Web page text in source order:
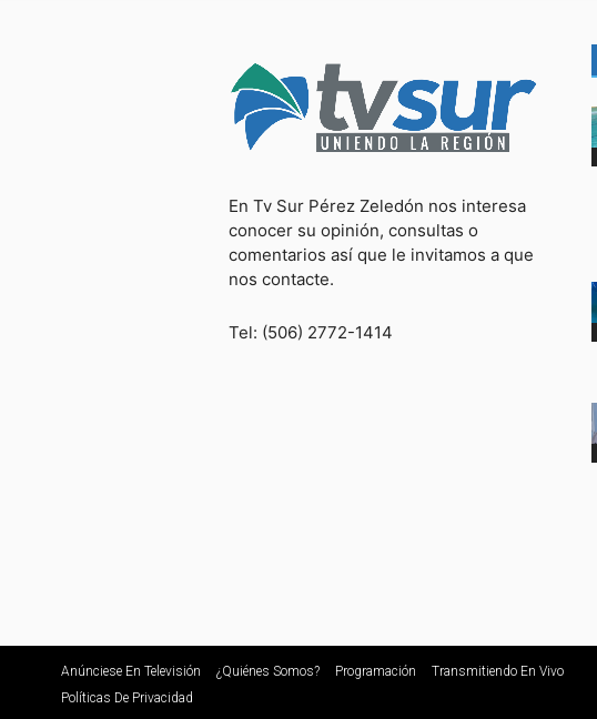
En Tv Sur Pérez Zeledón nos interesa
conocer su opinión, consultas o
comentarios así que le invitamos a que
nos contacte.
Tel: (506) 2772-1414
Anúnciese En Televisión ¿Quiénes Somos? Programación
Transmitiendo En Vivo
Políticas De Privacidad